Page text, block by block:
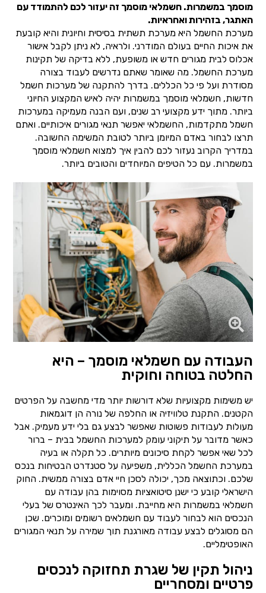
מוסמך במשמרות. חשמלאי מוסמך זה יעזור לכם להתמודד עם
האתגר, בזהירות ואחראיות.
מערכת החשמל היא מערכת תשתית בסיסית וחיונית והיא קובעת
את איכות החיים בעולם המודרני. ולראיה, לא ניתן לקבל אישור
אכלוס לבית מגורים חדש או משופעת, ללא בדיקה של תקינות
מערכת החשמל. מה שאומר שאתם נדרשים לעבוד בצורה
מסודרת ועל פי כל הכללים. בדרך להתקנה של מערכות חשמל
חדשות, חשמלאי מוסמך במשמרות יהיה לאיש המקצוע החיוני
ביותר. מתוך ידע מקצועי רב שנים, ועם הבנה מעמיקה במערכות
חשמל מתקדמות, החשמלאי יאפשר תנאי מגורים איכותיים. ואתם
תרצו לבחור באדם המיומן ביותר לטובת המשימה החשובה.
במדריך הקרוב נעזור לכם להבין איך למצוא חשמלאי מוסמך
במשמרות. עם כל הטיפים המיוחדים והטובים ביותר.
העבודה עם חשמלאי מוסמך – היא
החלטה בטוחה וחוקית
יש משימות מקצועיות שלא דורשות יותר מדי מחשבה על הפרטים
הקטנים. התקנת טלוויזיה או החלפה של נורה הן דוגמאות
מעולות לעבודות פשוטות שאפשר לבצע גם בלי ידע מעמיק. אבל
כאשר מדובר על תיקוני עומק למערכות החשמל בבית – ברור
לכל שאי אפשר לקחת סיכונים מיותרים. כל תקלה או בעיה
במערכת החשמל הכללית, משפיעה על סטנדרט הבטיחות בנכס
שלכם. וכתוצאה מכך, יכולה לסכן חיי אדם בצורה ממשית. החוק
הישראלי קובע כי ישנן סיטואציות מסוימות בהן עבודה עם
חשמלאי במשמרות היא מחייבת. ומעבר לכך האינטרס של בעלי
הנכסים הוא לבחור לעבוד עם חשמלאים רשומים ומוכרים. שכן
הם מסוגלים לבצע עבודה מאורגנת תוך שמירה על תנאי המגורים
האופטימליים.
ניהול תקין של שגרת תחזוקה לנכסים
פרטיים ומסחריים